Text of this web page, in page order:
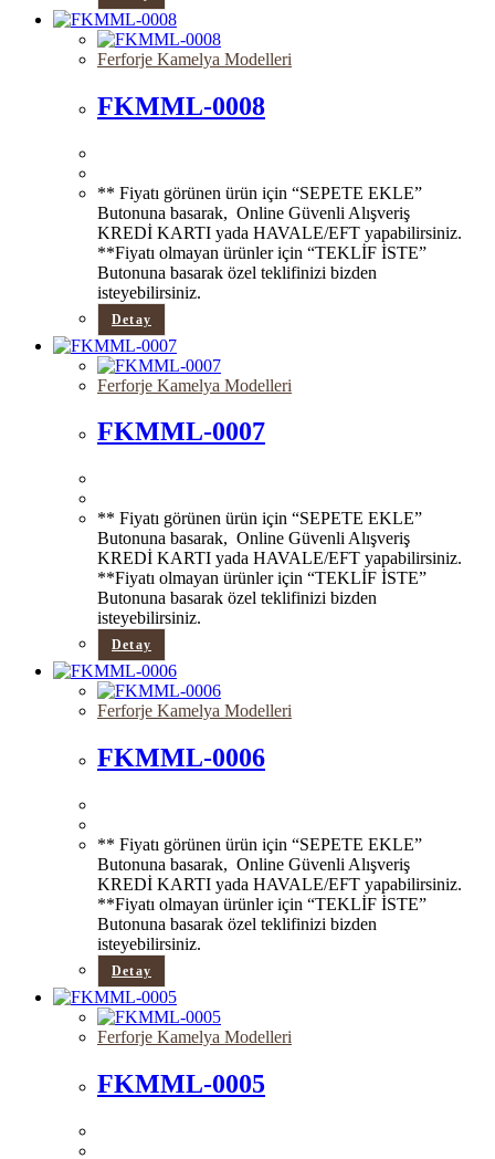
Ferforje Kamelya Modelleri
FKMML-0008
** Fiyatı görünen ürün için “SEPETE EKLE”
Butonuna basarak, Online Güvenli Alışveriş
KREDİ KARTI yada HAVALE/EFT yapabilirsiniz.
**Fiyatı olmayan ürünler için “TEKLİF İSTE”
Butonuna basarak özel teklifinizi bizden
isteyebilirsiniz.
Detay
Ferforje Kamelya Modelleri
FKMML-0007
** Fiyatı görünen ürün için “SEPETE EKLE”
Butonuna basarak, Online Güvenli Alışveriş
KREDİ KARTI yada HAVALE/EFT yapabilirsiniz.
**Fiyatı olmayan ürünler için “TEKLİF İSTE”
Butonuna basarak özel teklifinizi bizden
isteyebilirsiniz.
Detay
Ferforje Kamelya Modelleri
FKMML-0006
** Fiyatı görünen ürün için “SEPETE EKLE”
Butonuna basarak, Online Güvenli Alışveriş
KREDİ KARTI yada HAVALE/EFT yapabilirsiniz.
**Fiyatı olmayan ürünler için “TEKLİF İSTE”
Butonuna basarak özel teklifinizi bizden
isteyebilirsiniz.
Detay
Ferforje Kamelya Modelleri
FKMML-0005